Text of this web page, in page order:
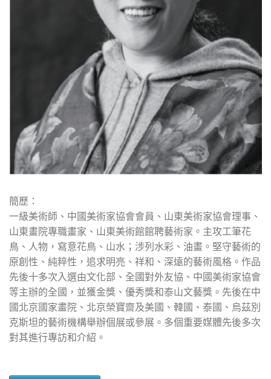
簡歷：
一級美術師、中國美術家協會會員、山東美術家協會理事、
山東畫院專職畫家、山東美術館館聘藝術家。主攻工筆花
鳥、人物，寫意花鳥、山水；涉列水彩、油畫。堅守藝術的
原創性、純粹性，追求明亮、祥和、深遠的藝術風格。作品
先後十多次入選由文化部、全國對外友協、中國美術家協會
等主辦的全國，並獲金獎、優秀獎和泰山文藝獎。先後在中
國北京國家畫院、北京榮寶齋及美國、韓國、泰國、烏茲別
克斯坦的藝術機構舉辦個展或參展。多個重要媒體先後多次
對其進行專訪和介紹。